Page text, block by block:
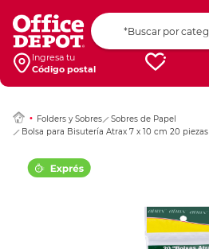
Ingresa tu
Código postal
Folders y Sobres
Sobres de Papel
Bolsa para Bisutería Atrax 7 x 10 cm 20 piezas